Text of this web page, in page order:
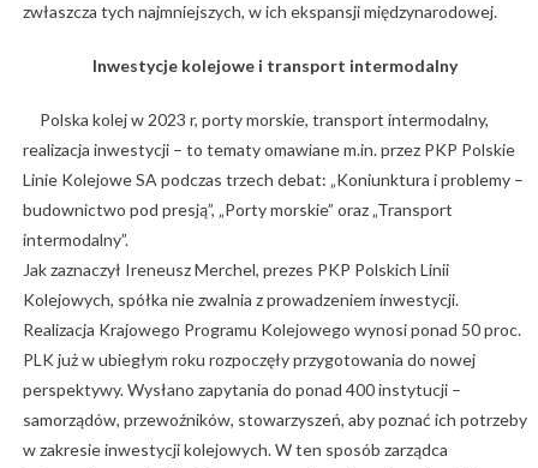
zwłaszcza tych najmniejszych, w ich ekspansji międzynarodowej.
Inwestycje kolejowe i transport intermodalny
Polska kolej w 2023 r, porty morskie, transport intermodalny,
realizacja inwestycji – to tematy omawiane m.in. przez PKP Polskie
Linie Kolejowe SA podczas trzech debat: „Koniunktura i problemy –
budownictwo pod presją”, „Porty morskie” oraz „Transport
intermodalny”.
Jak zaznaczył Ireneusz Merchel, prezes PKP Polskich Linii
Kolejowych, spółka nie zwalnia z prowadzeniem inwestycji.
Realizacja Krajowego Programu Kolejowego wynosi ponad 50 proc.
PLK już w ubiegłym roku rozpoczęły przygotowania do nowej
perspektywy. Wysłano zapytania do ponad 400 instytucji –
samorządów, przewoźników, stowarzyszeń, aby poznać ich potrzeby
w zakresie inwestycji kolejowych. W ten sposób zarządca